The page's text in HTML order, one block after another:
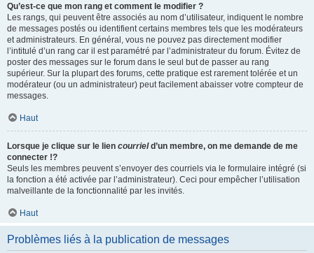
Qu’est-ce que mon rang et comment le modifier ?
Les rangs, qui peuvent être associés au nom d’utilisateur, indiquent le nombre
de messages postés ou identifient certains membres tels que les modérateurs
et administrateurs. En général, vous ne pouvez pas directement modifier
l’intitulé d’un rang car il est paramétré par l’administrateur du forum. Évitez de
poster des messages sur le forum dans le seul but de passer au rang
supérieur. Sur la plupart des forums, cette pratique est rarement tolérée et un
modérateur (ou un administrateur) peut facilement abaisser votre compteur de
messages.
Haut
Lorsque je clique sur le lien courrield’un membre, on me demande de me
connecter !?
Seuls les membres peuvent s’envoyer des courriels via le formulaire intégré (si
la fonction a été activée par l’administrateur). Ceci pour empêcher l’utilisation
malveillante de la fonctionnalité par les invités.
Haut
Problèmes liés à la publication de messages